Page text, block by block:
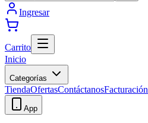
Ingresar
Carrito
Inicio
Categorías
TiendaOfertasContáctanosFacturación
App